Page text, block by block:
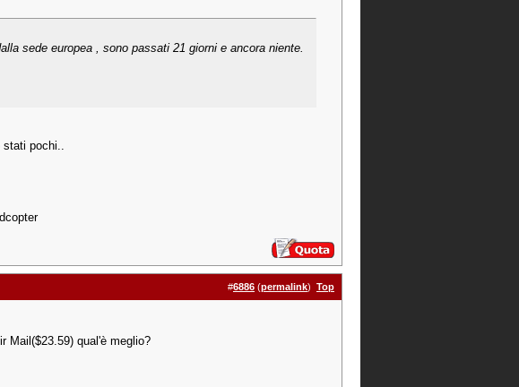
sede europea , sono passati 21 giorni e ancora niente.
stati pochi..
#6886 (permalink) Top
Mail($23.59) qual'è meglio?